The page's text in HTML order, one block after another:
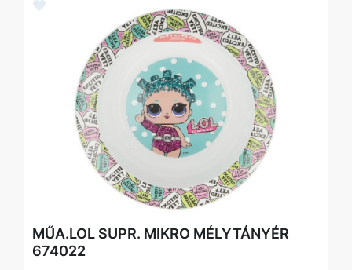
MŰA.LOL SUPR. MIKRO MÉLYTÁNYÉR
674022